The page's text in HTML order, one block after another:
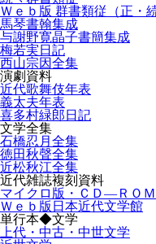
Ｗｅｂ版 群書類従（正・
馬琴書翰集成
与謝野寛晶子書簡集成
梅若実日記
西山宗因全集
演劇資料
近代歌舞伎年表
義太夫年表
喜多村緑郎日記
文学全集
石橋忍月全集
徳田秋聲全集
近松秋江全集
近代雑誌複刻資料
マイクロ版・ＣＤ―ＲＯ
Ｗｅｂ版日本近代文学館
単行本◆文学
上代・中古・中世文学